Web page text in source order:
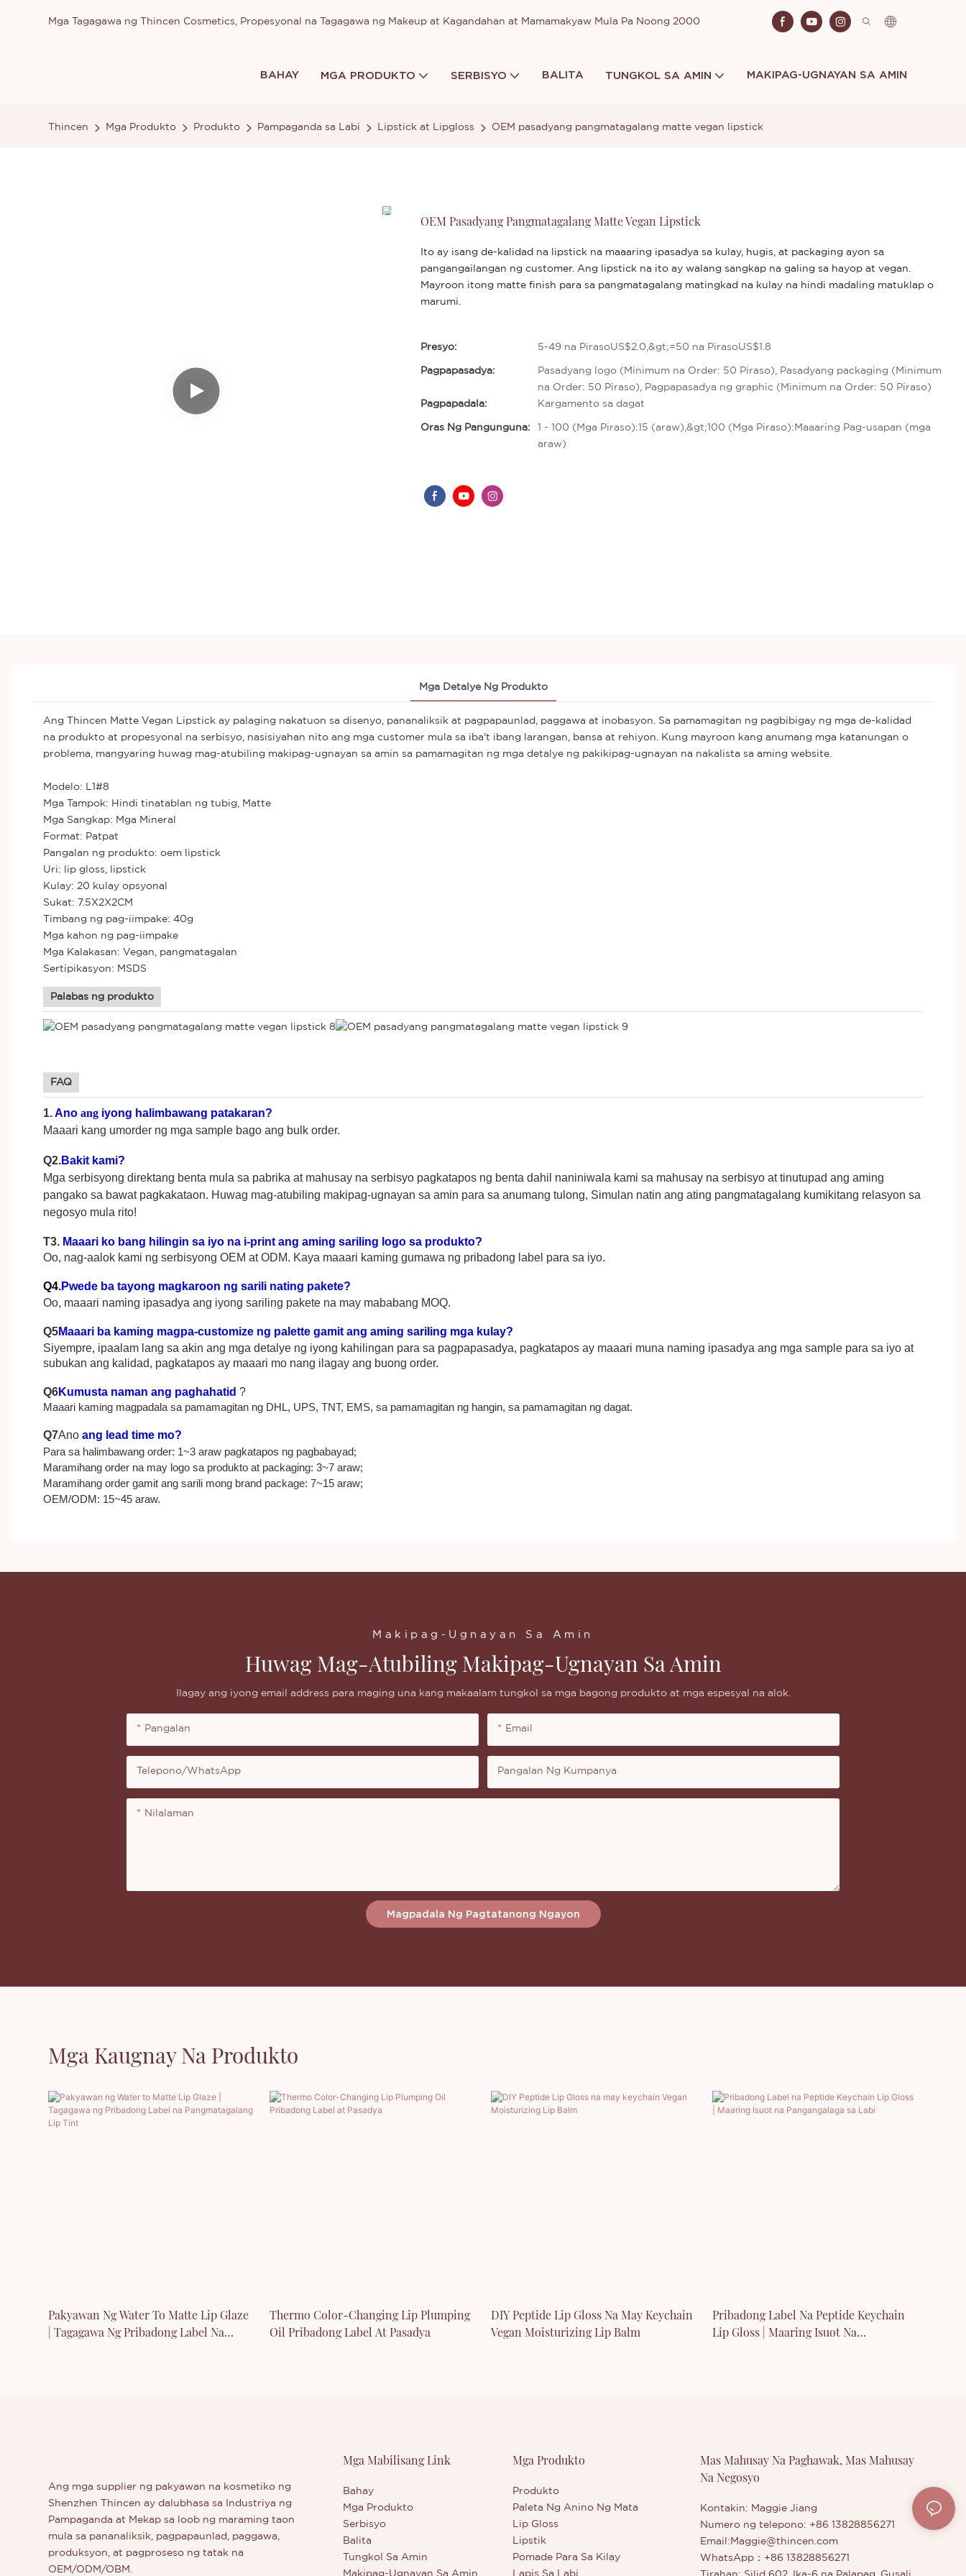
Mga Tagagawa ng Thincen Cosmetics, Propesyonal na Tagagawa ng Makeup at Kagandahan at Mamamakyaw Mula Pa Noong 2000
BAHAY MGA PRODUKTO SERBISYO BALITA TUNGKOL SA AMIN MAKIPAG-UGNAYAN SA AMIN
Thincen Mga Produkto Produkto Pampaganda sa Labi Lipstick at Lipgloss OEM pasadyang pangmatagalang matte vegan lipstick
OEM Pasadyang Pangmatagalang Matte Vegan Lipstick
Ito ay isang de-kalidad na lipstick na maaaring ipasadya sa kulay, hugis, at packaging ayon sa
pangangailangan ng customer. Ang lipstick na ito ay walang sangkap na galing sa hayop at vegan.
Mayroon itong matte finish para sa pangmatagalang matingkad na kulay na hindi madaling matuklap o
marumi.
Presyo: 5-49 na PirasoUS$2.0,&gt;=50 na PirasoUS$1.8
Pagpapasadya:
Pasadyang logo (Minimum na Order: 50 Piraso), Pasadyang packaging (Minimum
na Order: 50 Piraso), Pagpapasadya ng graphic (Minimum na Order: 50 Piraso)
Pagpapadala:
Kargamento sa dagat
Oras Ng Pangunguna:
1 - 100 (Mga Piraso):15 (araw),&gt;100 (Mga Piraso):Maaaring Pag-usapan (mga
araw)
Mga Detalye Ng Produkto
Ang Thincen Matte Vegan Lipstick ay palaging nakatuon sa disenyo, pananaliksik at pagpapaunlad, paggawa at inobasyon. Sa pamamagitan ng pagbibigay ng mga de-kalidad
na produkto at propesyonal na serbisyo, nasisiyahan nito ang mga customer mula sa iba't ibang larangan, bansa at rehiyon. Kung mayroon kang anumang mga katanungan o
problema, mangyaring huwag mag-atubiling makipag-ugnayan sa amin sa pamamagitan ng mga detalye ng pakikipag-ugnayan na nakalista sa aming website.
Modelo: L1#8
Mga Tampok: Hindi tinatablan ng tubig, Matte
Mga Sangkap: Mga Mineral
Format: Patpat
Pangalan ng produkto: oem lipstick
Uri: lip gloss, lipstick
Kulay: 20 kulay opsyonal
Sukat: 7.5X2X2CM
Timbang ng pag-iimpake: 40g
Mga kahon ng pag-iimpake
Mga Kalakasan: Vegan, pangmatagalan
Sertipikasyon: MSDS
Palabas ng produkto
FAQ
1.Ano ang iyong halimbawang patakaran?
Maaari kang umorder ng mga sample bago ang bulk order.
Q2.Bakit kami?
Mga serbisyong direktang benta mula sa pabrika at mahusay na serbisyo pagkatapos ng benta dahil naniniwala kami sa mahusay na serbisyo at tinutupad ang aming
pangako sa bawat pagkakataon. Huwag mag-atubiling makipag-ugnayan sa amin para sa anumang tulong, Simulan natin ang ating pangmatagalang kumikitang relasyon sa
negosyo mula rito!
T3. Maaari ko bang hilingin sa iyo na i-print ang aming sariling logo sa produkto?
Oo, nag-aalok kami ng serbisyong OEM at ODM. Kaya maaari kaming gumawa ng pribadong label para sa iyo.
Q4.Pwede ba tayong magkaroon ng sarili nating pakete?
Oo, maaari naming ipasadya ang iyong sariling pakete na may mababang MOQ.
Q5Maaari ba kaming magpa-customize ng palette gamit ang aming sariling mga kulay?
Siyempre, ipaalam lang sa akin ang mga detalye ng iyong kahilingan para sa pagpapasadya, pagkatapos ay maaari muna naming ipasadya ang mga sample para sa iyo at
subukan ang kalidad, pagkatapos ay maaari mo nang ilagay ang buong order.
Q6Kumusta naman ang paghahatid ?
Maaari kaming magpadala sa pamamagitan ng DHL, UPS, TNT, EMS, sa pamamagitan ng hangin, sa pamamagitan ng dagat.
Q7Ano ang lead time mo?
Para sa halimbawang order: 1~3 araw pagkatapos ng pagbabayad;
Maramihang order na may logo sa produkto at packaging: 3~7 araw;
Maramihang order gamit ang sarili mong brand package: 7~15 araw;
OEM/ODM: 15~45 araw.
Makipag-Ugnayan Sa Amin
Huwag Mag-Atubiling Makipag-Ugnayan Sa Amin
Ilagay ang iyong email address para maging una kang makaalam tungkol sa mga bagong produkto at mga espesyal na alok.
Pangalan Email
Telepono/whatsApp Pangalan Ng Kumpanya
Nilalaman
Magpadala Ng Pagtatanong Ngayon
Mga Kaugnay Na Produkto
Pakyawan Ng Water To Matte Lip Glaze
| Tagagawa Ng Pribadong Label Na
Thermo Color-Changing Lip Plumping
Oil Pribadong Label At Pasadya
DIY Peptide Lip Gloss Na May Keychain
Vegan Moisturizing Lip Balm
Pribadong Label Na Peptide Keychain
Lip Gloss | Maaring Isuot Na
Ang mga supplier ng pakyawan na kosmetiko ng
Shenzhen Thincen ay dalubhasa sa Industriya ng
Pampaganda at Mekap sa loob ng maraming taon
mula sa pananaliksik, pagpapaunlad, paggawa,
produksyon, at pagproseso ng tatak na
OEM/ODM/OBM.
Mga Mabilisang Link
Bahay
Mga Produkto
Serbisyo
Balita
Tungkol Sa Amin
Makipag-Ugnayan Sa Amin
Mga Produkto
Produkto
Paleta Ng Anino Ng Mata
Lip Gloss
Lipstik
Pomade Para Sa Kilay
Lapis Sa Labi
Mas Mahusay Na Paghawak, Mas Mahusay
Na Negosyo
Kontakin: Maggie Jiang
Numero ng telepono: +86 13828856271
Email: Maggie@thincen.com
WhatsApp：+86 13828856271